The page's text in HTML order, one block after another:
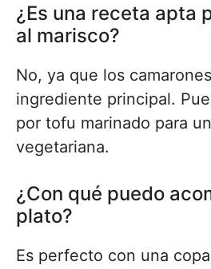
¿Es una receta apta
al marisco?
No, ya que los
ingrediente principal.
por tofu marinado para
vegetariana.
¿Con qué puedo
plato?
Es perfecto con una